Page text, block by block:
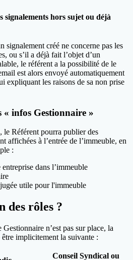
signalements hors sujet ou déjà
signalement créé ne concerne pas les
ou s’il a déjà fait l’objet d’un
le référent a la possibilité de le
est alors envoyé automatiquement
expliquant les raisons de sa non prise
infos Gestionnaire »
Référent pourra publier des
affichées à l’entrée de l’immeuble, en
:
entreprise dans l’immeuble
utile pour l'immeuble
des rôles ?
n’est pas sur place, la
implicitement la suivante :
Conseil Syndical ou